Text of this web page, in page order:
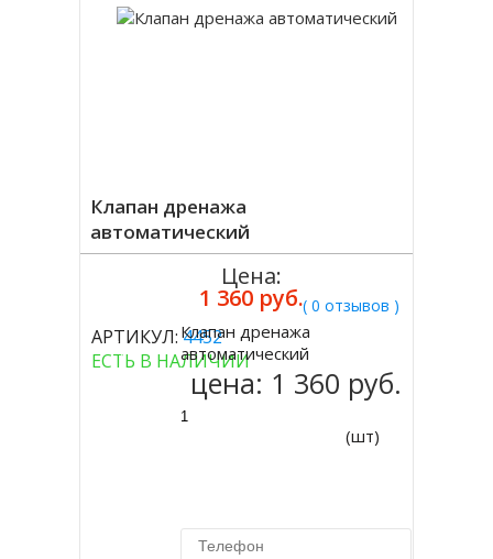
Клапан дренажа
автоматический
( 0 отзывов )
АРТИКУЛ:4452
ЕСТЬ В НАЛИЧИИ
Цена:
1 360 руб.
Купить
Клапан дренажа
автоматический
цена: 1 360 руб.
(шт)